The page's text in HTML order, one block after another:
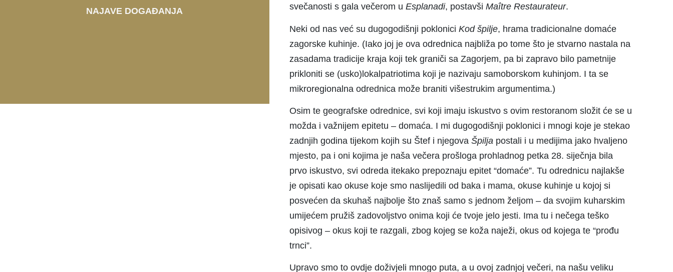
NAJAVE DOGAĐANJA
svečanosti s gala večerom u Esplanadi, postavši Maître Restaurateur.
Neki od nas već su dugogodišnji poklonici Kod špilje, hrama tradicionalne domaće
zagorske kuhinje. (Iako joj je ova odrednica najbliža po tome što je stvarno nastala na
zasadama tradicije kraja koji tek graniči sa Zagorjem, pa bi zapravo bilo pametnije
prikloniti se (usko)lokalpatriotima koji je nazivaju samoborskom kuhinjom. I ta se
mikroregionalna odrednica može braniti višestrukim argumentima.)
Osim te geografske odrednice, svi koji imaju iskustvo s ovim restoranom složit će se u
možda i važnijem epitetu – domaća. I mi dugogodišnji poklonici i mnogi koje je stekao
zadnjih godina tijekom kojih su Štef i njegova Špilja postali i u medijima jako hvaljeno
mjesto, pa i oni kojima je naša večera prošloga prohladnog petka 28. siječnja bila
prvo iskustvo, svi odreda itekako prepoznaju epitet “domaće”. Tu odrednicu najlakše
je opisati kao okuse koje smo naslijedili od baka i mama, okuse kuhinje u kojoj si
posvećen da skuhaš najbolje što znaš samo s jednom željom – da svojim kuharskim
umijećem pružiš zadovoljstvo onima koji će tvoje jelo jesti. Ima tu i nečega teško
opisivog – okus koji te razgali, zbog kojeg se koža naježi, okus od kojega te “prođu
trnci”.
Upravo smo to ovdje doživjeli mnogo puta, a u ovoj zadnjoj večeri, na našu veliku